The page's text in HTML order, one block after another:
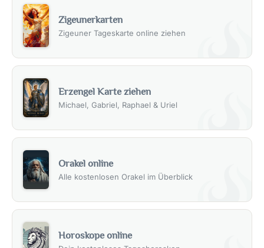
Zigeunerkarten
Zigeuner Tageskarte online ziehen
Erzengel Karte ziehen
Michael, Gabriel, Raphael & Uriel
Orakel online
Alle kostenlosen Orakel im Überblick
Horoskope online